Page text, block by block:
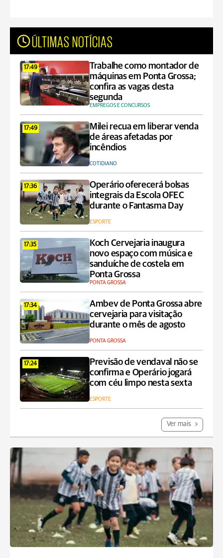
ÚLTIMAS NOTÍCIAS
17:49
Trabalhe como montador de
máquinas em Ponta Grossa;
confira as vagas desta
segunda
EMPREGOS E CONCURSOS
17:49
Milei recua em liberar venda
de áreas afetadas por
incêndios
COTIDIANO
17:36
Operário oferecerá bolsas
integrais da Escola OFEC
durante o Fantasma Day
ESPORTE
17:35
Koch Cervejaria inaugura
novo espaço com música e
sanduíche de costela em
Ponta Grossa
PONTA GROSSA
17:34
Ambev de Ponta Grossa abre
cervejaria para visitação
durante o mês de agosto
PONTA GROSSA
17:24
Previsão de vendaval não se
confirma e Operário jogará
com céu limpo nesta sexta
ESPORTE
Ver mais